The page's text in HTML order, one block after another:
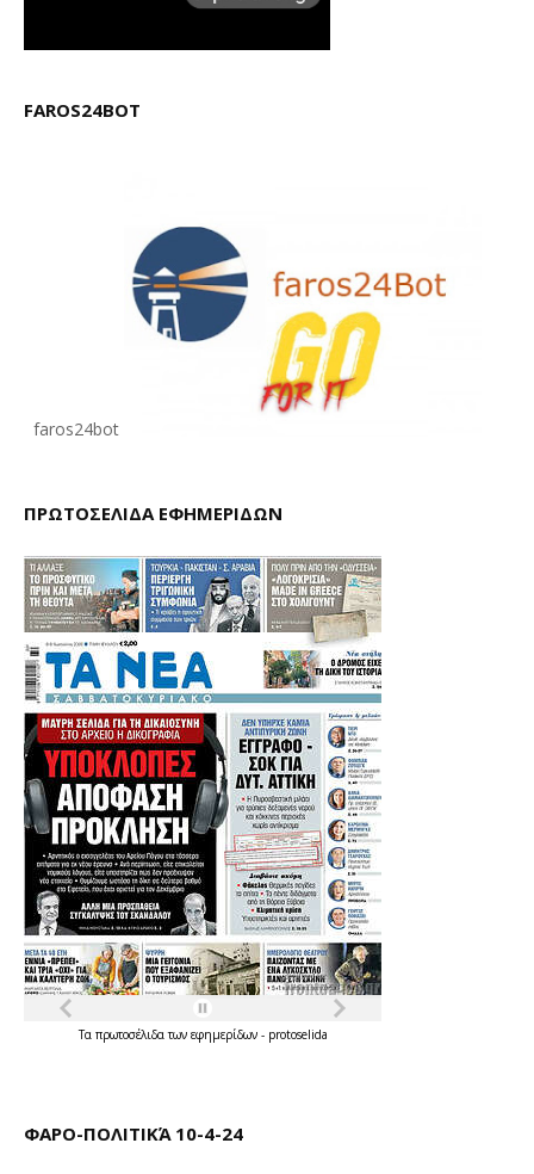
FAROS24BOT
faros24bot
ΠΡΩΤΟΣΕΛΙΔΑ ΕΦΗΜΕΡΙΔΩΝ
Τα πρωτοσέλιδατων εφημερίδων - protoselida
ΦΑΡΟ-ΠΟΛΙΤΙΚΆ 10-4-24